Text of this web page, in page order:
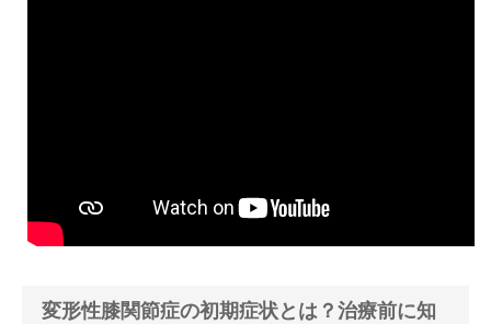
変形性膝関節症の初期症状とは？治療前に知